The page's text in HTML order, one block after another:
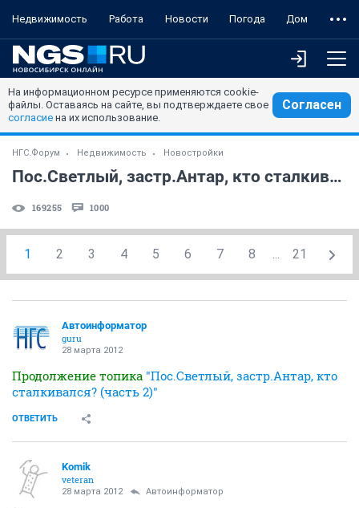
Недвижимость Работа Новости Погода Дом
На информационном ресурсе применяются cookie-
файлы. Оставаясь на сайте, вы подтверждаете свое
согласие на их использование.
Согласен
НГС.Форум Недвижимость Новостройки
Пос.Светлый, застр.Антар, кто сталкивался? (часть 3)
169255 1000
1 2 3 4 5 6 7 8 ... 21
Автоинформатор
guru
28 марта 2012
Продолжение топика "Пос.Светлый, застр.Антар, кто
сталкивался? (часть 2)"
ОТВЕТИТЬ
Komik
veteran
28 марта 2012 Автоинформатор